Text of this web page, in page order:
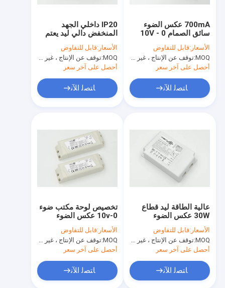
IP20 داخلي الجهد
المنخفض دالي ليد يعتم
الدرجة الثانية
الأسعار:قابل للتفاوض
MOQ: توقف عن الإنتاج ، غير متوفر.
أحصل على آخر سعر
ﺎﺘﺼﻟ ﺍﻶﻧ
700mA عكس الضوء
سائق الصمام 0 - 10V
يعتم
الأسعار:قابل للتفاوض
MOQ: توقف عن الإنتاج ، غير متوفر.
أحصل على آخر سعر
ﺎﺘﺼﻟ ﺍﻶﻧ
تخصيص لوحة مكتب ضوء
0-10v عكس الضوء
الانتاج
الأسعار:قابل للتفاوض
MOQ: توقف عن الإنتاج ، غير متوفر.
أحصل على آخر سعر
ﺎﺘﺼﻟ ﺍﻶﻧ
عالية الطاقة ليد قطاع
30W عكس الضوء
- 60HZ للإضاءة
الأسعار:قابل للتفاوض
MOQ: توقف عن الإنتاج ، غير متوفر.
أحصل على آخر سعر
ﺎﺘﺼﻟ ﺍﻶﻧ